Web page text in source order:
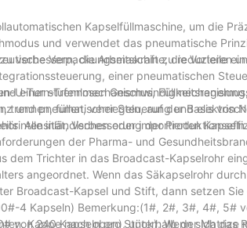
Kapselfüllmaschine, um die
und verwendet das pneumatische
verbessern, die Arbeitskraft zu reduzieren
Verpackungsmaschine, die Vorteile
einer pneumatischen
einer stufenlosen
trennen, füllen, verriegeln, auf der Basis von
Verbesserung der
der Pharma- und
U-Turn-Trennmechanismus,
und pneumatischer Steuerung und
Alle inländischen oder importierten
dem Trichter in das Broadcast-Kapselrohr
angeordnet. Wenn das Säkapselrohr
Broadcast-Kapsel und Stift, dann setzen
4 Kapseln) Bemerkung:(1#, 2#, 3#, 4#, 5#
von 240 Kapseln pro Stück). Wenn sich das
Kappe nach oben), unterhalb der